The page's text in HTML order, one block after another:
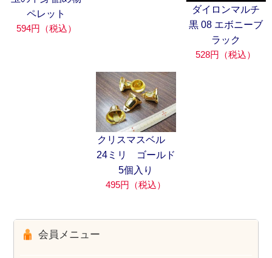
ペレット
594円（税込）
ダイロンマルチ
黒 08 エボニーブ
ラック
528円（税込）
クリスマスベル
24ミリ ゴールド
5個入り
495円（税込）
会員メニュー